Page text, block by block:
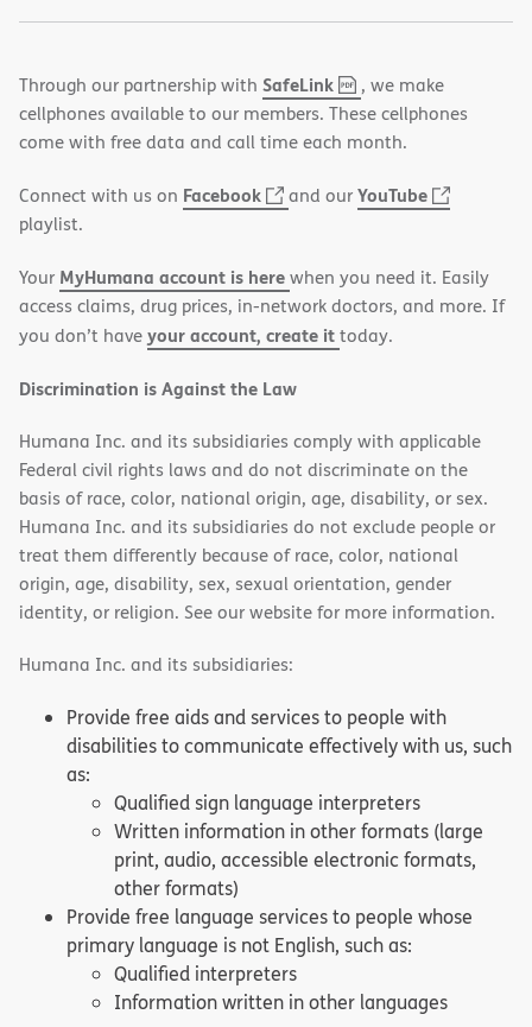
Through our partnership with SafeLink,
PDF
(opens
in
new
, we make
cellphones available to our members. These cellphones
come with free data and call time each month.
Connect with us on Facebook
(opens
window)
and ourYouTube
(opens
window)
playlist.
Your MyHumana account is herewhen you need it. Easily
access claims, drug prices, in-network doctors, and more. If
you don’t haveyour account, create ittoday.
Discrimination is Against the Law
Humana Inc. and its subsidiaries comply with applicable
Federal civil rights laws and do not discriminate on the
basis of race, color, national origin, age, disability, or sex.
Humana Inc. and its subsidiaries do not exclude people or
treat them differently because of race, color, national
origin, age, disability, sex, sexual orientation, gender
identity, or religion. See our website for more information.
Humana Inc. and its subsidiaries:
Provide free aids and services to people with
disabilities to communicate effectively with us, such
as:
Qualified sign language interpreters
Written information in other formats (large
print, audio, accessible electronic formats,
other formats)
Provide free language services to people whose
primary language is not English, such as:
Qualified interpreters
Information written in other languages